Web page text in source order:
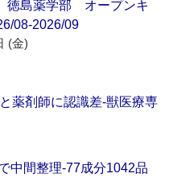
徳島薬学部 オープンキ
08-2026/09
(金)
薬剤師に認識差‐獣医療専
中間整理‐77成分1042品